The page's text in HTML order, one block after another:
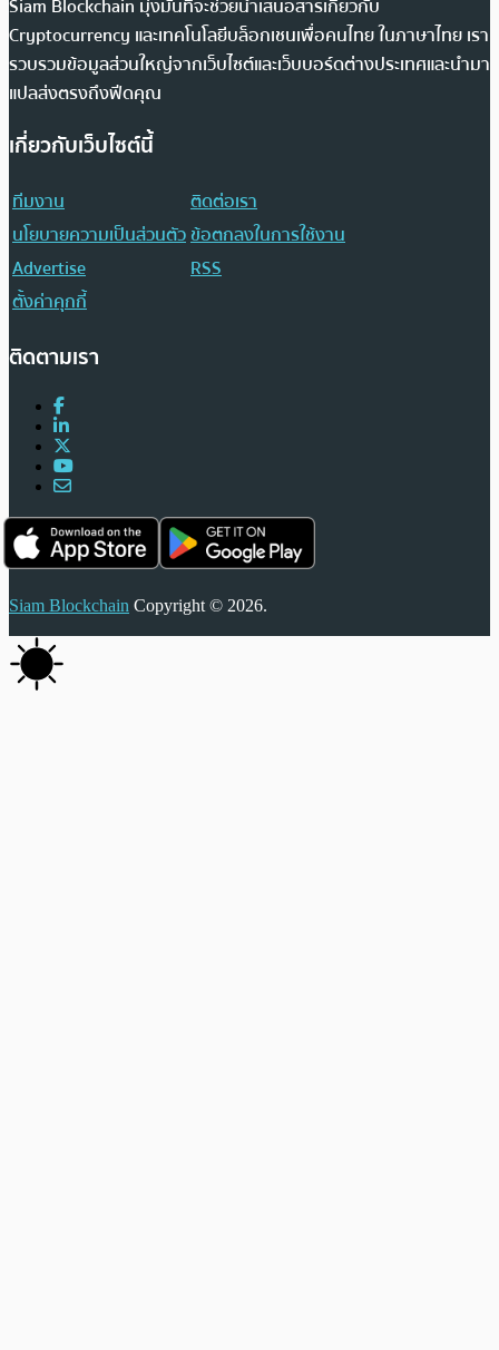
Siam Blockchain มุ่งมั่นที่จะช่วยนำเสนอสารเกี่ยวกับ
Cryptocurrency และเทคโนโลยีบล็อกเชนเพื่อคนไทย ในภาษาไทย เรา
รวบรวมข้อมูลส่วนใหญ่จากเว็บไซต์และเว็บบอร์ดต่างประเทศและนำมา
แปลส่งตรงถึงฟีดคุณ
เกี่ยวกับเว็บไซต์นี้
ทีมงาน
ติดต่อเรา
นโยบายความเป็นส่วนตัวข้อตกลงในการใช้งาน
Advertise
RSS
ตั้งค่าคุกกี้
ติดตามเรา
Siam Blockchain Copyright © 2026.